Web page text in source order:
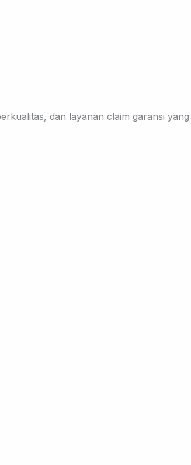
dan layanan claim garansi yang